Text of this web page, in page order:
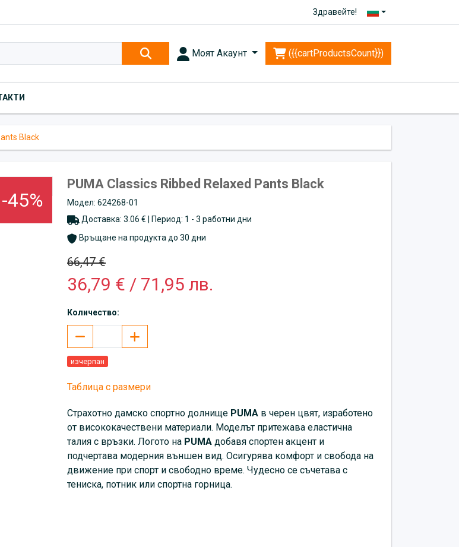
Здравейте!
Моят Акаунт ({{cartProductsCount}})
Black
-45%
PUMA Classics Ribbed Relaxed Pants Black
Модел: 624268-01
Доставка: 3.06 € | Период: 1 - 3 работни дни
Връщане на продукта до 30 дни
66,47 €
36,79 € / 71,95 лв.
Количество:
изчерпан
Таблица с размери
Страхотно дамско спортно долнище PUMA в черен цвят, изработено
от висококачествени материали. Моделът притежава еластична
талия с връзки. Логото на PUMA добавя спортен акцент и
подчертава модерния външен вид. Осигурява комфорт и свобода на
движение при спорт и свободно време. Чудесно се съчетава с
тениска, потник или спортна горница.